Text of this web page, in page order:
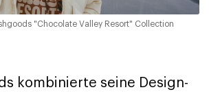
"Chocolate Valley Resort" Collection
kombinierte seine Design-